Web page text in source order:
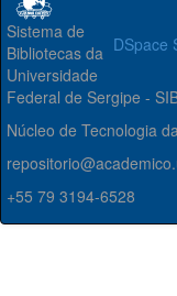
DSpace
Sistema de
Bibliotecas da
Universidade
Federal de Sergipe -
Núcleo de Tecnologia
+55 79 3194-6528